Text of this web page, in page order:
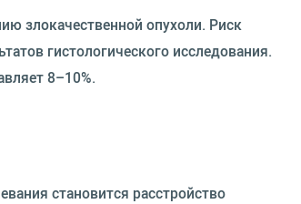
злокачественной опухоли. Риск
гистологического исследования.
8–10%.
становится расстройство